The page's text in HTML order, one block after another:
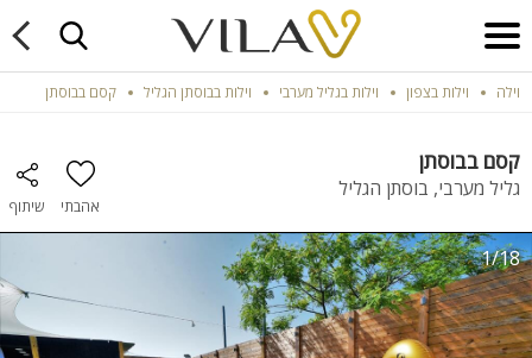
וילה וילות בצפון וילות בגליל מערבי וילות בבוסתן הגליל קסם בבוסתן
קסם בבוסתן
גליל מערבי, בוסתן הגליל
אהבתי שיתוף
1/18